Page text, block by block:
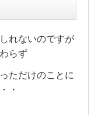
れないのですが
らず
ただけのことに
・